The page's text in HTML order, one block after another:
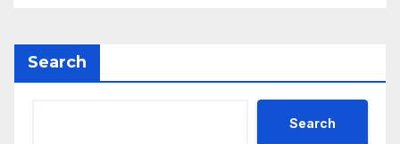
Search
Search